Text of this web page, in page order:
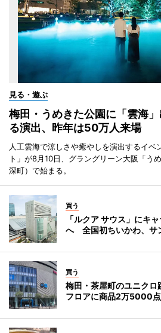
見る・遊ぶ
梅田・うめきた公園に「雲海
る演出、昨年は50万人来場
人工雲海で涼しさや癒やしを演出するイベ
ト」が8月10日、グラングリーン大阪「う
深町）で始まる。
買う
「ルクア サウス」にキ
へ 全国初ちいかわ、サ
買う
梅田・茶屋町のユニク
フロアに商品2万5000点